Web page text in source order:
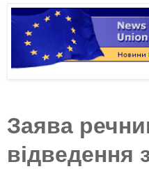
Заява
відведення